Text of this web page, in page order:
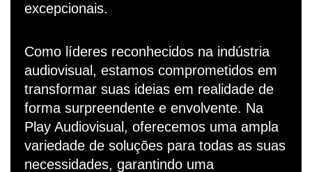
excepcionais.
Como líderes reconhecidos na indústria
audiovisual, estamos comprometidos em
transformar suas ideias em realidade de
forma surpreendente e envolvente. Na
Play Audiovisual, oferecemos uma ampla
variedade de soluções para todas as suas
necessidades, garantindo uma